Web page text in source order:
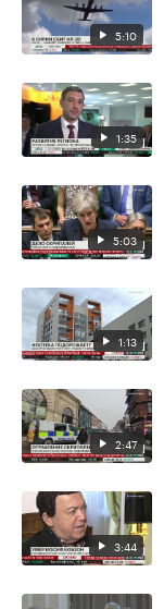
5:10
1:35
5:03
1:13
2:47
3:44